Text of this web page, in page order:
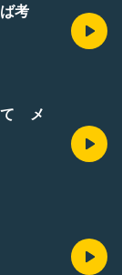
考
て メ